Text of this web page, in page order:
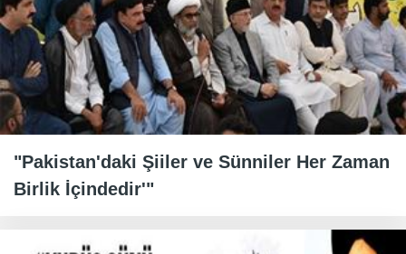
"Pakistan'daki Şiiler ve Sünniler Her Zaman
Birlik İçindedir'"